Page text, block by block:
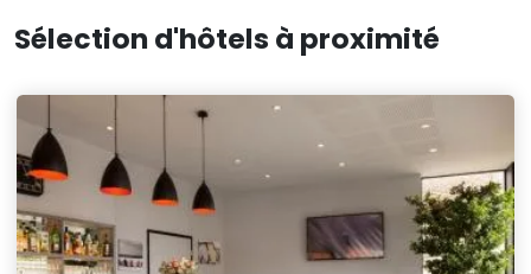
Sélection d'hôtels à proximité